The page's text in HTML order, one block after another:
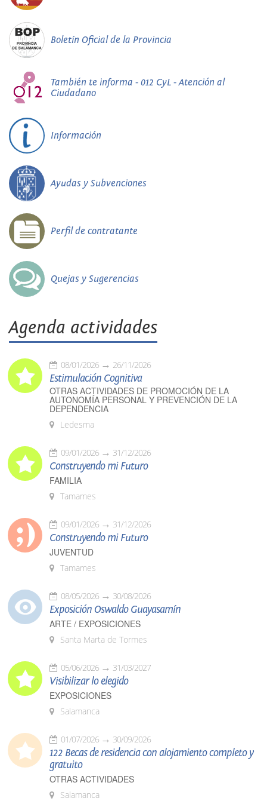
Boletín Oficial de la Provincia
También te informa - 012 CyL - Atención al
Ciudadano
Información
Ayudas y Subvenciones
Perfil de contratante
Quejas y Sugerencias
Agenda actividades
08/01/2026 26/11/2026
Estimulación Cognitiva
OTRAS ACTIVIDADES DE PROMOCIÓN DE LA
AUTONOMÍA PERSONAL Y PREVENCIÓN DE LA
DEPENDENCIA
Ledesma
09/01/2026 31/12/2026
Construyendo mi Futuro
FAMILIA
Tamames
09/01/2026 31/12/2026
Construyendo mi Futuro
JUVENTUD
Tamames
08/05/2026 30/08/2026
Exposición Oswaldo Guayasamín
ARTE / EXPOSICIONES
Santa Marta de Tormes
05/06/2026 31/03/2027
Visibilizar lo elegido
EXPOSICIONES
Salamanca
01/07/2026 30/09/2026
122 Becas de residencia con alojamiento completo y
gratuito
OTRAS ACTIVIDADES
Salamanca